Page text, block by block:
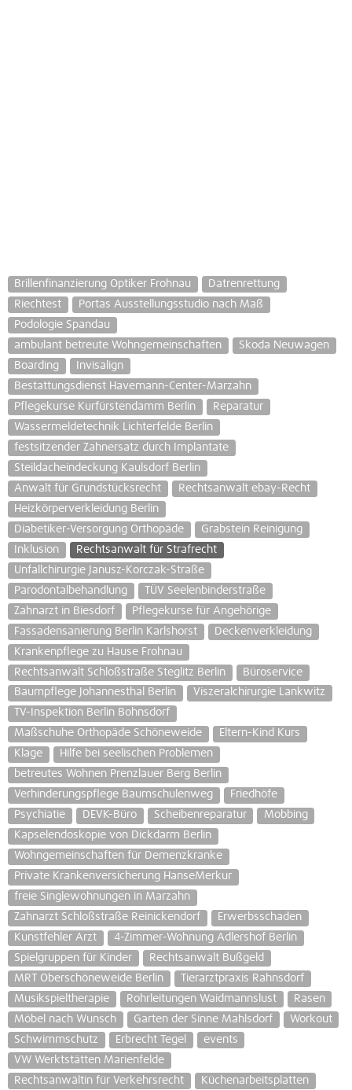
Brillenfinanzierung Optiker Frohnau
Datrenrettung
Riechtest
Portas Ausstellungsstudio nach Maß
Podologie Spandau
ambulant betreute Wohngemeinschaften
Skoda Neuwagen
Boarding
Invisalign
Bestattungsdienst Havemann-Center-Marzahn
Pflegekurse Kurfürstendamm Berlin
Reparatur
Wassermeldetechnik Lichterfelde Berlin
festsitzender Zahnersatz durch Implantate
Steildacheindeckung Kaulsdorf Berlin
Anwalt für Grundstücksrecht
Rechtsanwalt ebay-Recht
Heizkörperverkleidung Berlin
Diabetiker-Versorgung Orthopäde
Grabstein Reinigung
Inklusion
Rechtsanwalt für Strafrecht
Unfallchirurgie Janusz-Korczak-Straße
Parodontalbehandlung
TÜV Seelenbinderstraße
Zahnarzt in Biesdorf
Pflegekurse für Angehörige
Fassadensanierung Berlin Karlshorst
Deckenverkleidung
Krankenpflege zu Hause Frohnau
Rechtsanwalt Schloßstraße Steglitz Berlin
Büroservice
Baumpflege Johannesthal Berlin
Viszeralchirurgie Lankwitz
TV-Inspektion Berlin Bohnsdorf
Maßschuhe Orthopäde Schöneweide
Eltern-Kind Kurs
Klage
Hilfe bei seelischen Problemen
betreutes Wohnen Prenzlauer Berg Berlin
Verhinderungspflege Baumschulenweg
Friedhöfe
Psychiatie
DEVK-Büro Scheibenreparatur
Mobbing
Kapselendoskopie von Dickdarm Berlin
Wohngemeinschaften für Demenzkranke
Private Krankenversicherung HanseMerkur
freie Singlewohnungen in Marzahn
Zahnarzt Schloßstraße Reinickendorf
Erwerbsschaden
Kunstfehler Arzt
4-Zimmer-Wohnung Adlershof Berlin
Spielgruppen für Kinder
Rechtsanwalt Bußgeld
MRT Oberschöneweide Berlin
Tierarztpraxis Rahnsdorf
Musikspieltherapie
Rohrleitungen Waidmannslust
Rasen
Möbel nach Wunsch
Garten der Sinne Mahlsdorf
Workout
Schwimmschutz
Erbrecht Tegel
events
VW Werktstätten Marienfelde
Rechtsanwältin für Verkehrsrecht
Küchenarbeitsplatten